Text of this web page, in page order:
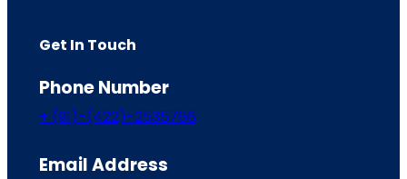
Get In Touch
Phone Number
+ (91)-(422)-2535766
Email Address